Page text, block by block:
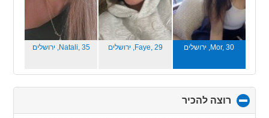
Mor, 30, ירושלים Faye, 29, ירושלים Natali, 35, ירושלים
רוצה להכיר
to